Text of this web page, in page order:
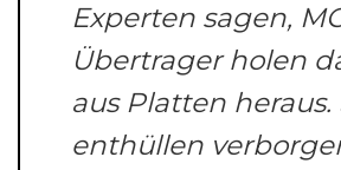
Experten sagen,
Übertrager holen
aus Platten heraus.
enthüllen